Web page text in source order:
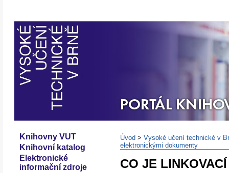
Knihovny VUT
Knihovní katalog
Elektronické
informační zdroje
Úvod > Vysoké učení technické v
elektronickými dokumenty
CO JE